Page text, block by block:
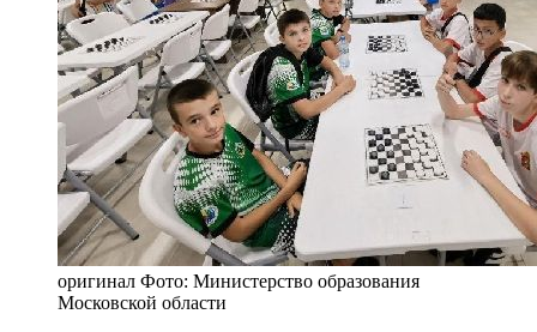
оригинал Фото: Министерство образования
Московской области